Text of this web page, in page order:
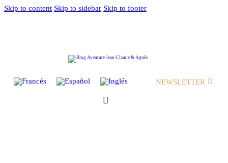
Skip to content Skip to sidebar Skip to footer
NEWSLETTER